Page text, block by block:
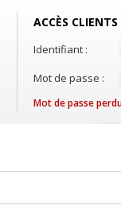
ACCÈS
Identifiant :
Mot de passe :
Mot de passe